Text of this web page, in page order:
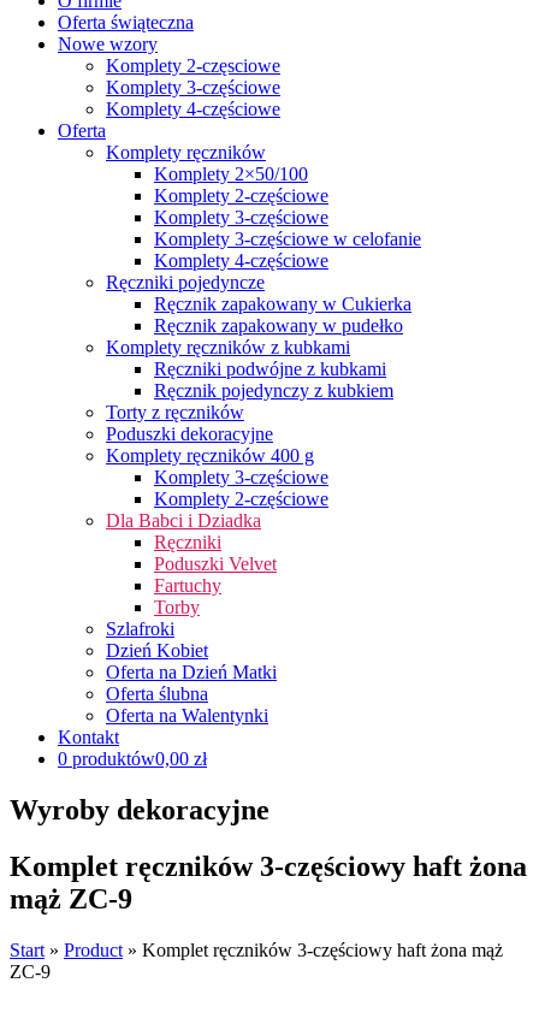
Oferta świąteczna
Nowe wzory
Komplety 2-częsciowe
Komplety 3-częściowe
Komplety 4-częściowe
Oferta
Komplety ręczników
Komplety 2×50/100
Komplety 2-częściowe
Komplety 3-częściowe
Komplety 3-częściowe w celofanie
Komplety 4-częściowe
Ręczniki pojedyncze
Ręcznik zapakowany w Cukierka
Ręcznik zapakowany w pudełko
Komplety ręczników z kubkami
Ręczniki podwójne z kubkami
Ręcznik pojedynczy z kubkiem
Torty z ręczników
Poduszki dekoracyjne
Komplety ręczników 400 g
Komplety 3-częściowe
Komplety 2-częściowe
Dla Babci i Dziadka
Ręczniki
Poduszki Velvet
Fartuchy
Torby
Szlafroki
Dzień Kobiet
Oferta na Dzień Matki
Oferta ślubna
Oferta na Walentynki
Kontakt
0 produktów0,00 zł
Wyroby dekoracyjne
Komplet ręczników 3-częściowy haft żona
mąż ZC-9
Start » Product » Komplet ręczników 3-częściowy haft żona mąż
ZC-9